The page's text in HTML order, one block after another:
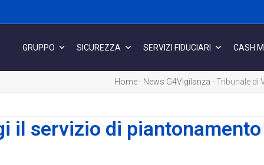
GRUPPO SICUREZZA SERVIZI FIDUCIARI CASH
Home- News G4Vigilanza -Tribunale di
il servizio di piantonamento